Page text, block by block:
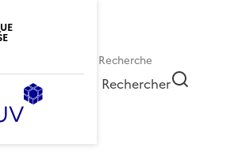
Rechercher